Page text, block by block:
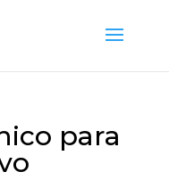
para